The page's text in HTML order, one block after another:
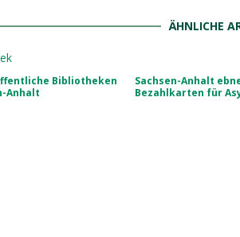
ÄHNLICHE
Bibliotheken
Anhalt
Sachsen-Anhalt
Bezahlkarten für